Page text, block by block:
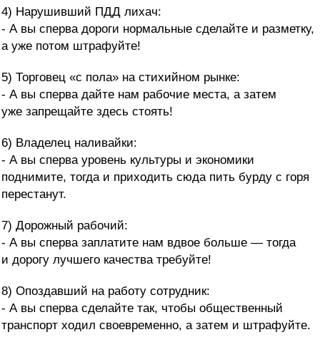
4) Нарушивший ПДД лихач:
- А вы сперва дороги нормальные сделайте и разметку,
а уже потом штрафуйте!
5) Торговец «с пола» на стихийном рынке:
- А вы сперва дайте нам рабочие места, а затем
уже запрещайте здесь стоять!
6) Владелец наливайки:
- А вы сперва уровень культуры и экономики
поднимите, тогда и приходить сюда пить бурду с горя
перестанут.
7) Дорожный рабочий:
- А вы сперва заплатите нам вдвое больше — тогда
и дорогу лучшего качества требуйте!
8) Опоздавший на работу сотрудник:
- А вы сперва сделайте так, чтобы общественный
транспорт ходил своевременно, а затем и штрафуйте.